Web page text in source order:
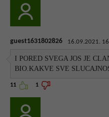
guest1631802826 16.09.2021.
I PORED SVEGA JOS JE
BIO.KAKVE SVE
11 1